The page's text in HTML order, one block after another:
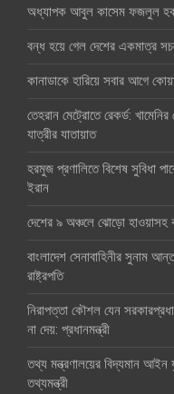
অধ্যাপক আবুল কাসেম ফজলুল হক
বন্ধ হয়ে গেল দেশের একমাত্র
কানাডাকে হারিয়ে সবার আগে
তেহরান মেট্রোতে রেকর্ড:
যাত্রীর যাতায়াত
হরমুজ প্রণালিতে বিশেষ সুবিধা
ইরান
দেশের ৯ অঞ্চলে ঝোড়ো হাওয়াসহ
বাংলাদেশ সেনাবাহিনীর সুনাম
রাষ্ট্রপতি
নিরাপত্তা কৌশল যেন
না দেয়: প্রধানমন্ত্রী
তথ্য মন্ত্রণালয়ের বিদ্যমান আইন
তথ্যমন্ত্রী